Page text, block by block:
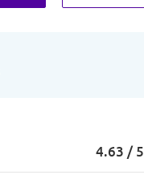
4.63 / 5